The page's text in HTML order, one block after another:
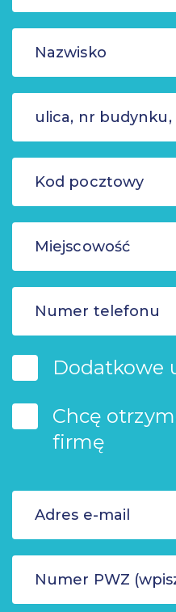
Dodatkowe
Chcę
firmę